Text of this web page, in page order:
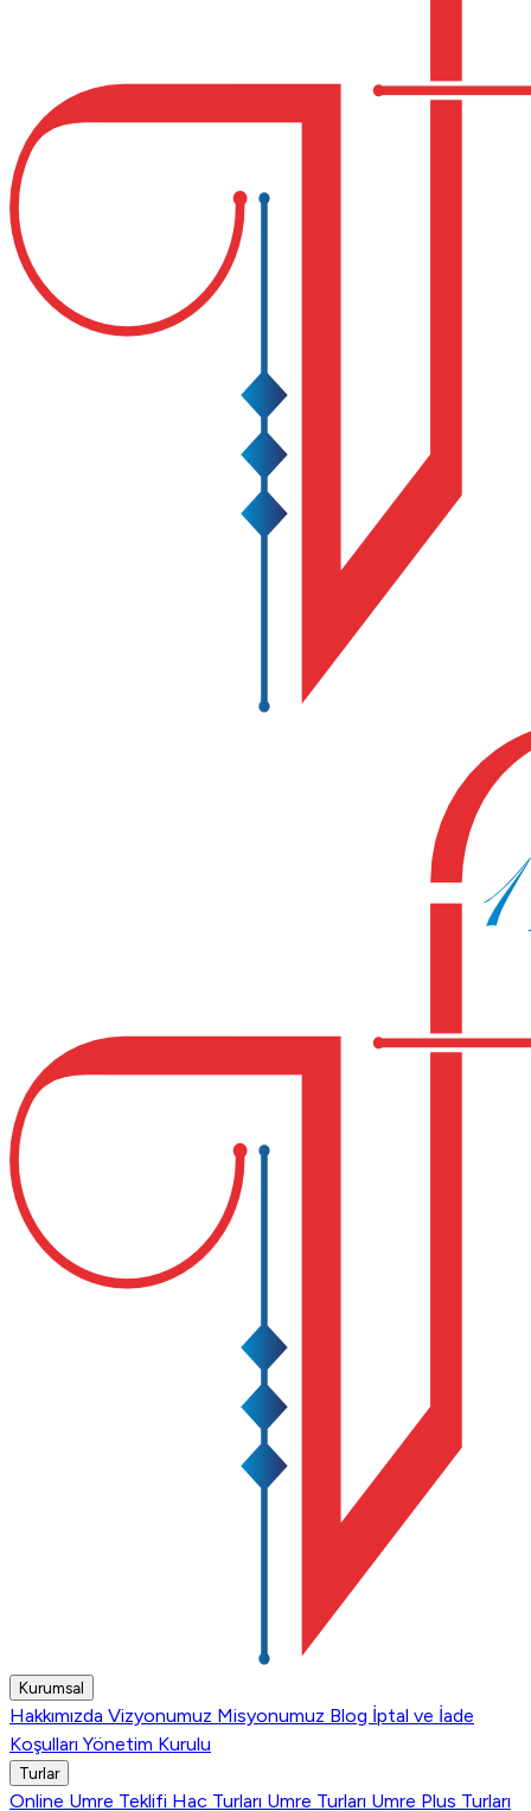
Kurumsal
Hakkımızda Vizyonumuz Misyonumuz Blog İptal ve İade
Koşulları Yönetim Kurulu
Turlar
Online Umre Teklifi Hac Turları Umre Turları Umre Plus Turları